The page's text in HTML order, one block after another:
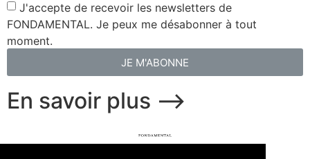
J'accepte de recevoir les newsletters de
FONDAMENTAL. Je peux me désabonner à tout
moment.
JE M'ABONNE
En savoir plus ⟶